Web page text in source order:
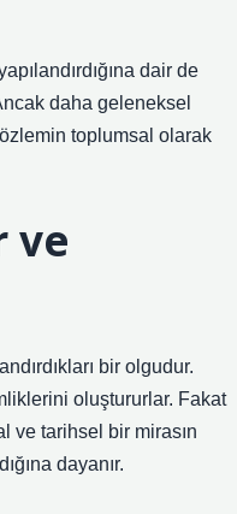
dair de
daha geleneksel
toplumsal olarak
ve
bir olgudur.
oluştururlar. Fakat
ve tarihsel bir mirasın
dayanır.